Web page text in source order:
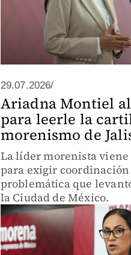
29.07.2026/
Ariadna Montiel
para leerle la
morenismo de
La líder morenista viene
para exigir
problemática que
la Ciudad de México.